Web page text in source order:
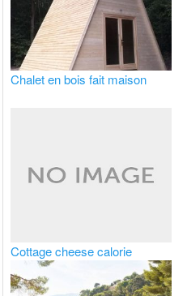
Chalet en bois fait maison
Cottage cheese calorie